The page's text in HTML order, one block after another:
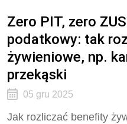
Zero PIT, zero
podatkowy: tak
żywieniowe, np.
przekąski
05 gru 2025
Jak rozliczać benefity